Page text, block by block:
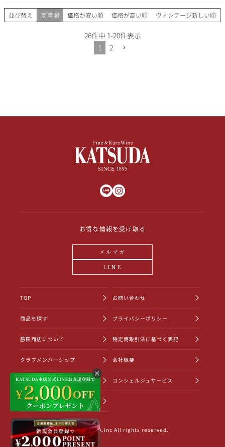
並び替え 新着順 価格が安い順 価格が高い順 ヴィンテージ新しい順
26件中 1-20件表示
1
2
×
お得な情報を受け取る
メルマガ
LINE
TOP
商品を探す
勝田商店について
クラブメンバーシップ
ショッピングガイド
お知らせ一覧
お問い合わせ
プライバシーポリシー
特定商取引法に基づく表記
会社概要
コンシェルジュサービス
©2022 KATSUDA.inc All rights reserved.